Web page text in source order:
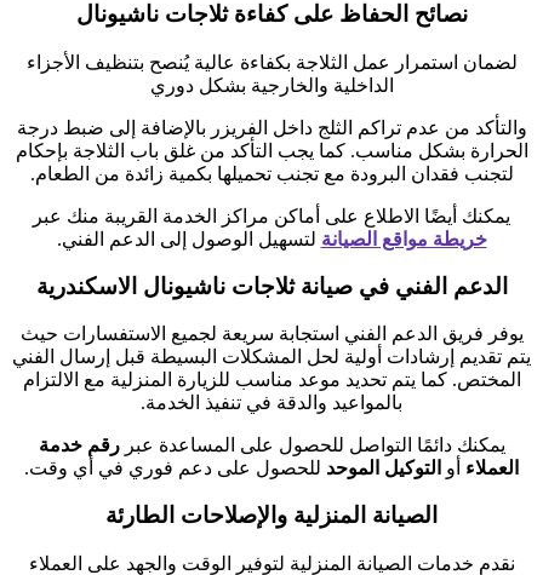
نصائح الحفاظ على كفاءة ثلاجات ناشيونال
لضمان استمرار عمل الثلاجة بكفاءة عالية يُنصح بتنظيف الأجزاء
الداخلية والخارجية بشكل دوري
والتأكد من عدم تراكم الثلج داخل الفريزر بالإضافة إلى ضبط درجة
الحرارة بشكل مناسب. كما يجب التأكد من غلق باب الثلاجة بإحكام
لتجنب فقدان البرودة مع تجنب تحميلها بكمية زائدة من الطعام.
يمكنك أيضًا الاطلاع على أماكن مراكز الخدمة القريبة منك عبر
خريطة مواقع الصيانة لتسهيل الوصول إلى الدعم الفني.
الدعم الفني في صيانة ثلاجات ناشيونال الاسكندرية
يوفر فريق الدعم الفني استجابة سريعة لجميع الاستفسارات حيث
يتم تقديم إرشادات أولية لحل المشكلات البسيطة قبل إرسال الفني
المختص. كما يتم تحديد موعد مناسب للزيارة المنزلية مع الالتزام
بالمواعيد والدقة في تنفيذ الخدمة.
يمكنك دائمًا التواصل للحصول على المساعدة عبررقم خدمة
العملاء أو التوكيل الموحد للحصول على دعم فوري في أي وقت.
الصيانة المنزلية والإصلاحات الطارئة
نقدم خدمات الصيانة المنزلية لتوفير الوقت والجهد على العملاء